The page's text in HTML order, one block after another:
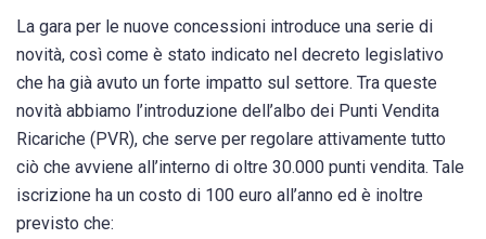
La gara per le nuove concessioni introduce una serie di
novità, così come è stato indicato nel decreto legislativo
che ha già avuto un forte impatto sul settore. Tra queste
novità abbiamo l’introduzione dell’albo dei Punti Vendita
Ricariche (PVR), che serve per regolare attivamente tutto
ciò che avviene all’interno di oltre 30.000 punti vendita. Tale
iscrizione ha un costo di 100 euro all’anno ed è inoltre
previsto che: